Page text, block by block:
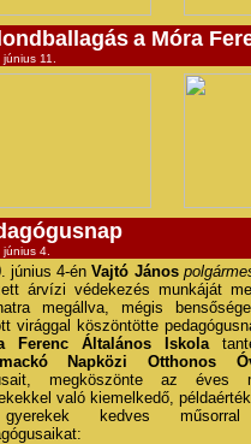
a Móra
11.
4.
június 4-énVajtó János
árvízi védekezés munkáját
megállva, mégis
virággal köszöntötte
Ferenc Általános Iskola
Napközi Otthonos
megköszönte az éves
való kiemelkedő,
kedves műsorral